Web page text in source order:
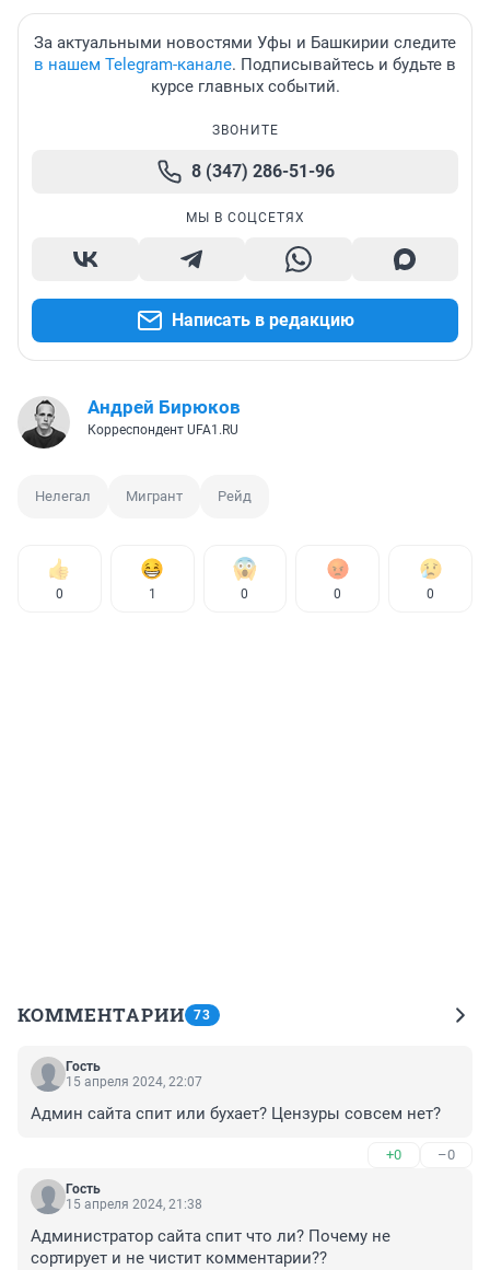
За актуальными новостями Уфы и Башкирии следите
в нашем Telegram-канале. Подписывайтесь и будьте в
курсе главных событий.
ЗВОНИТЕ
8 (347) 286-51-96
МЫ В СОЦСЕТЯХ
Написать в редакцию
Андрей Бирюков
Корреспондент UFA1.RU
Нелегал Мигрант Рейд
0 1 0 0 0
КОММЕНТАРИИ 73
Гость
15 апреля 2024, 22:07
Админ сайта спит или бухает? Цензуры совсем нет?
+0 –0
Гость
15 апреля 2024, 21:38
Администратор сайта спит что ли? Почему не
сортирует и не чистит комментарии??